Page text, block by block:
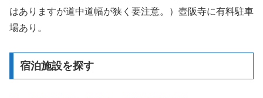
はありますが道中道幅が狭く要注意。）壺阪寺に有料駐車
場あり。
宿泊施設を探す